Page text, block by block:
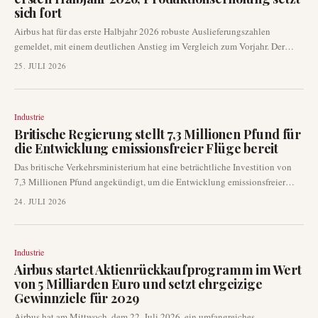
sich fort
Airbus hat für das erste Halbjahr 2026 robuste Auslieferungszahlen
gemeldet, mit einem deutlichen Anstieg im Vergleich zum Vorjahr. Der
europäische Flugzeughersteller lieferte 351 Flugzeuge aus, was eine
im Juni wurden 89 Flugzeuge ausgeliefert und 71 neue Aufträge registriert.
25. JULI 2026
Industrie
Britische Regierung stellt 7,3 Millionen Pfund für
die Entwicklung emissionsfreier Flüge bereit
Das britische Verkehrsministerium hat eine beträchtliche Investition von
7,3 Millionen Pfund angekündigt, um die Entwicklung emissionsfreier
Flugtechnologien voranzutreiben. Diese Mittel, die an acht innovative
Elektroflugzeuge, Flugtaxis und wasserstoffbetriebene Flugzeuge in ganz
24. JULI 2026
Industrie
Airbus startet Aktienrückkaufprogramm im Wert
von 5 Milliarden Euro und setzt ehrgeizige
Gewinnziele für 2029